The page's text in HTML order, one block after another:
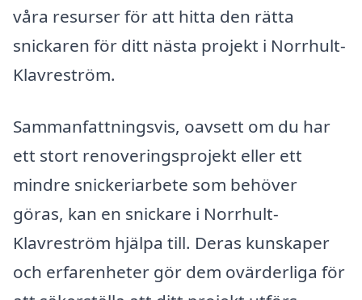
våra resurser för att hitta den rätta
snickaren för ditt nästa projekt i Norrhult-
Klavreström.
Sammanfattningsvis, oavsett om du har
ett stort renoveringsprojekt eller ett
mindre snickeriarbete som behöver
göras, kan en snickare i Norrhult-
Klavreström hjälpa till. Deras kunskaper
och erfarenheter gör dem ovärderliga för